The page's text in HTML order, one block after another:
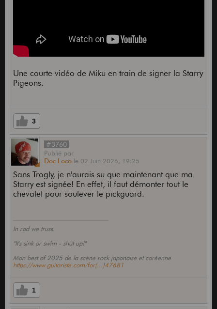
Une courte vidéo de Miku en train de signer la Starry
Pigeons.
3
#3760
Publié par
Doc Loco le 02 Juin 2026, 19:25
Sans Trogly, je n'aurais su que maintenant que ma
Starry est signée! En effet, il faut démonter tout le
chevalet pour soulever le pickguard.
In rod we truss.
"It's sink or swim - shut up!"
Mon best of 2025 de la scène rock japonaise et coréenne
https://www.guitariste.com/for(...)47681
1